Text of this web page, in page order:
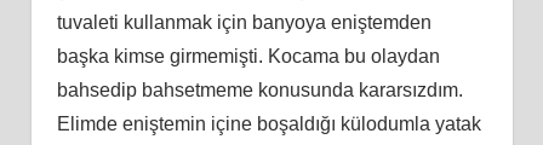
tuvaleti kullanmak için banyoya eniştemden
başka kimse girmemişti. Kocama bu olaydan
bahsedip bahsetmeme konusunda kararsızdım.
Elimde eniştemin içine boşaldığı külodumla yatak